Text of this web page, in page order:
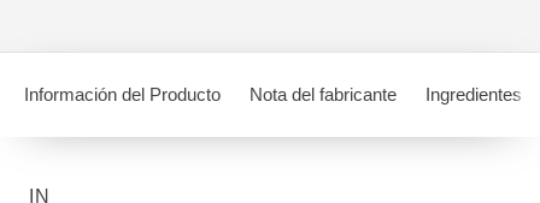
Información del Producto Nota del fabricante Ingredientes
IN